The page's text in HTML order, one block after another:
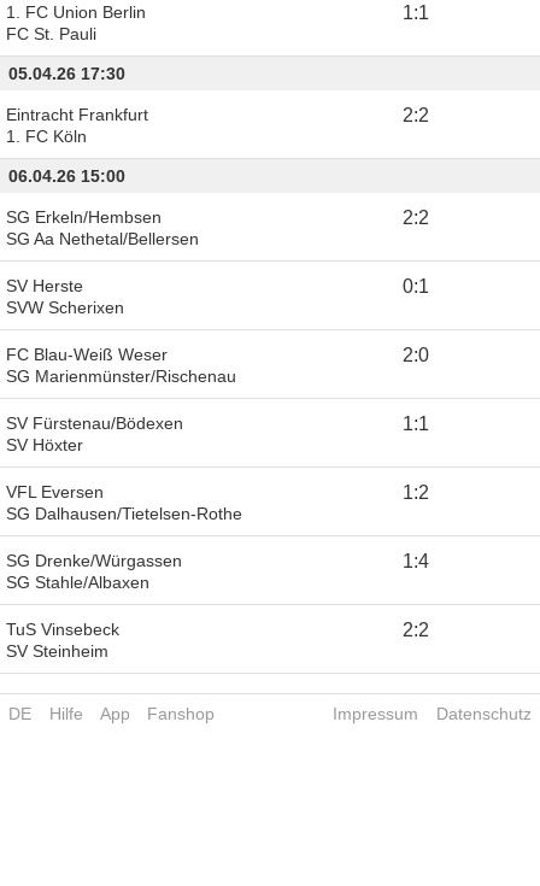
1. FC Union Berlin
FC St. Pauli
1:1
05.04.26 17:30
Eintracht Frankfurt
1. FC Köln
2:2
06.04.26 15:00
SG Erkeln/Hembsen
SG Aa Nethetal/Bellersen
2:2
SV Herste
SVW Scherixen
0:1
FC Blau-Weiß Weser
SG Marienmünster/Rischenau
2:0
SV Fürstenau/Bödexen
SV Höxter
1:1
VFL Eversen
SG Dalhausen/Tietelsen-Rothe
1:2
SG Drenke/Würgassen
SG Stahle/Albaxen
1:4
TuS Vinsebeck
SV Steinheim
2:2
DE Hilfe App Fanshop Impressum Datenschutz